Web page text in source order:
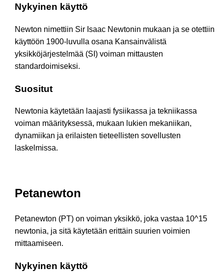
Nykyinen käyttö
Newton nimettiin Sir Isaac Newtonin mukaan ja se otettiin
käyttöön 1900-luvulla osana Kansainvälistä
yksikköjärjestelmää (SI) voiman mittausten
standardoimiseksi.
Suositut
Newtonia käytetään laajasti fysiikassa ja tekniikassa
voiman määrityksessä, mukaan lukien mekaniikan,
dynamiikan ja erilaisten tieteellisten sovellusten
laskelmissa.
Petanewton
Petanewton (PT) on voiman yksikkö, joka vastaa 10^15
newtonia, ja sitä käytetään erittäin suurien voimien
mittaamiseen.
Nykyinen käyttö